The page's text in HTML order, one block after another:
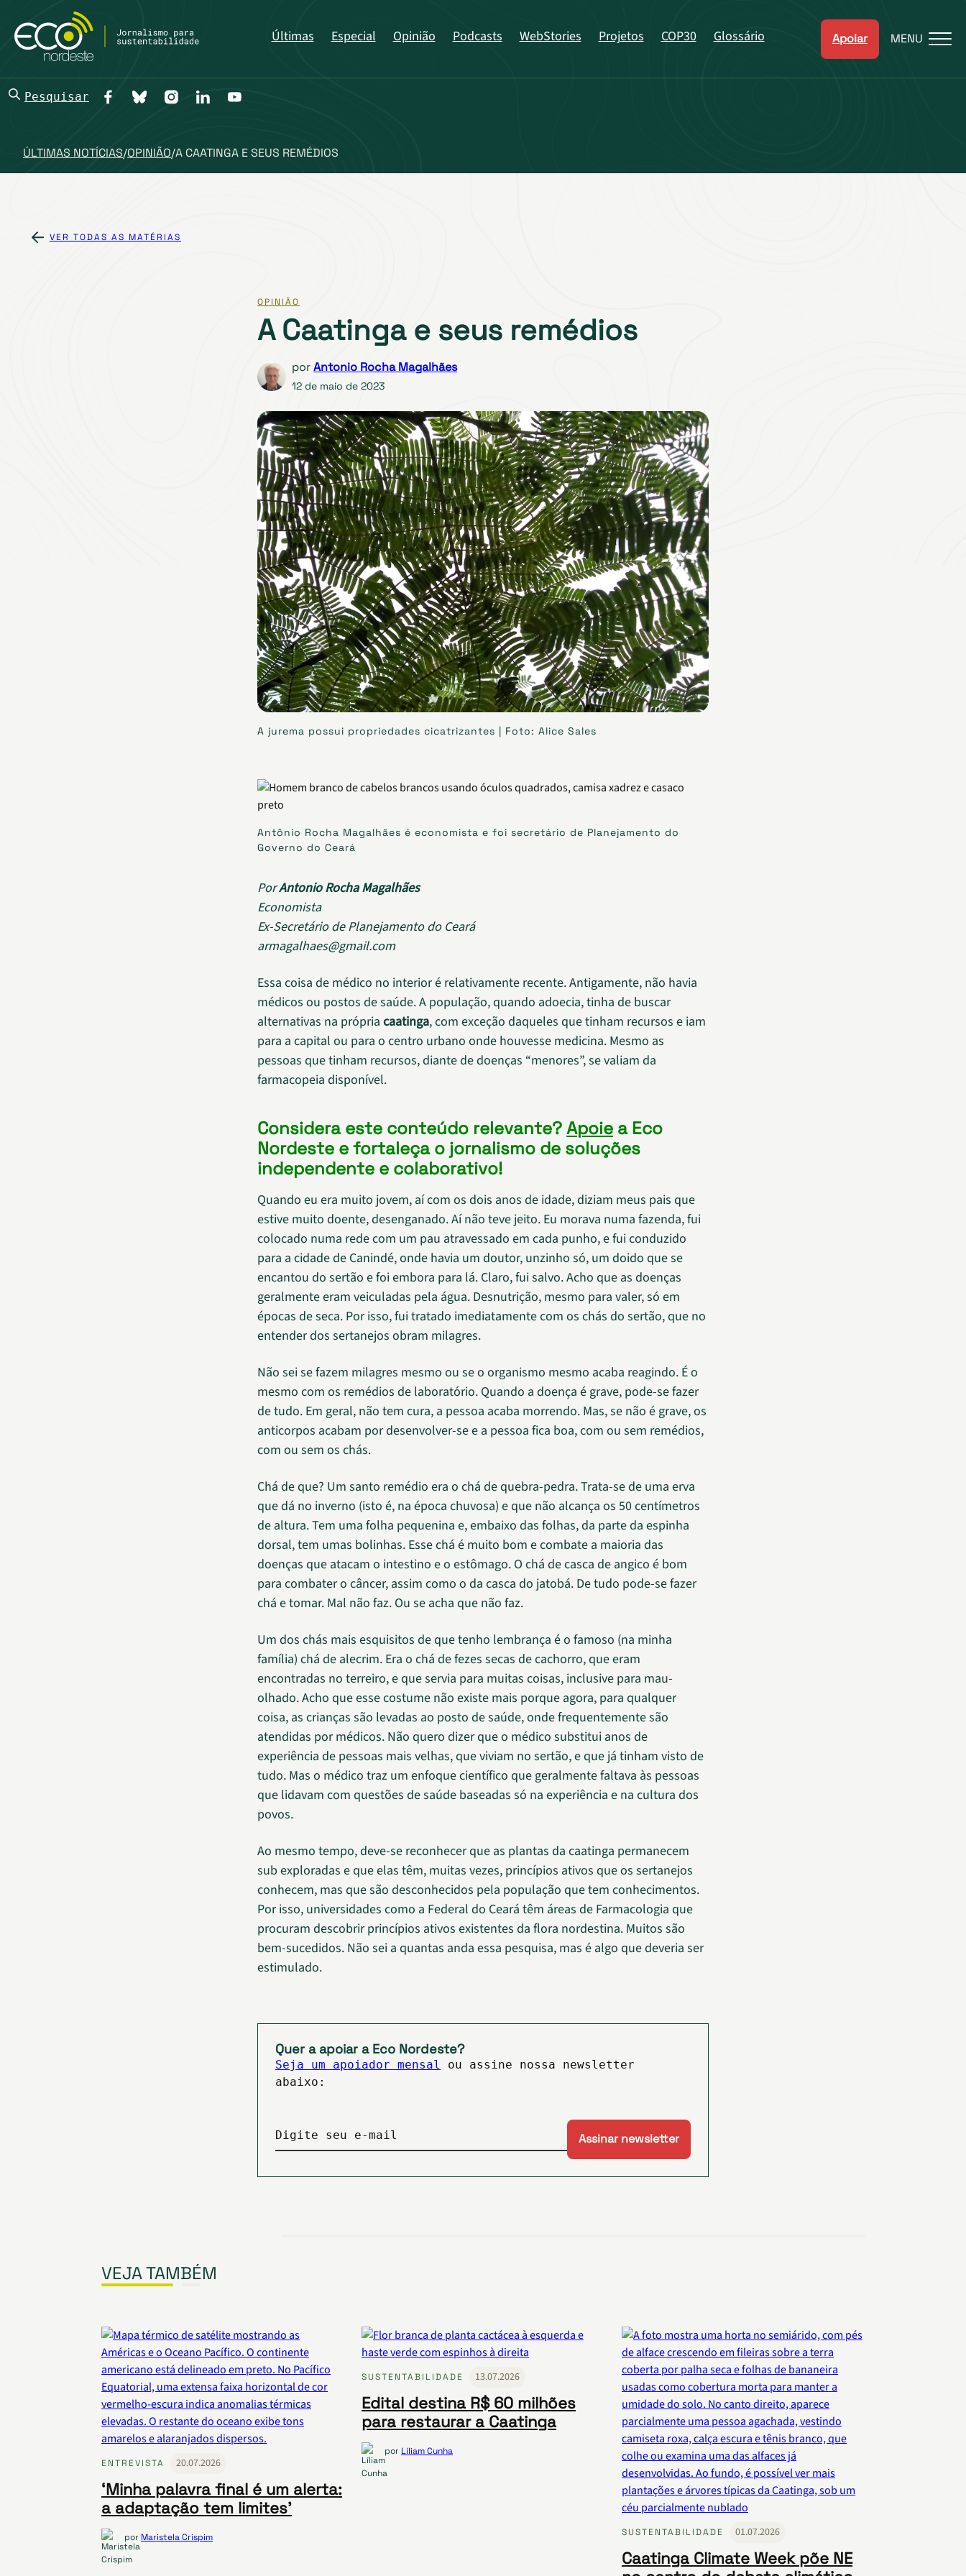
Últimas Especial Opinião Podcasts WebStories Projetos COP30 Glossário Apoiar MENU
Pesquisar
ÚLTIMAS NOTÍCIAS/OPINIÃO/A CAATINGA E SEUS REMÉDIOS
VER TODAS AS MATÉRIAS
OPINIÃO
A Caatinga e seus remédios
porAntonio Rocha Magalhães
12 de maio de 2023
A jurema possui propriedades cicatrizantes | Foto: Alice Sales
Antônio Rocha Magalhães é economista e foi secretário de Planejamento do
Governo do Ceará
PorAntonio Rocha Magalhães
Economista
Ex-Secretário de Planejamento do Ceará
armagalhaes@gmail.com
Essa coisa de médico no interior é relativamente recente. Antigamente, não havia
médicos ou postos de saúde. A população, quando adoecia, tinha de buscar
alternativas na própria caatinga, com exceção daqueles que tinham recursos e iam
para a capital ou para o centro urbano onde houvesse medicina. Mesmo as
pessoas que tinham recursos, diante de doenças “menores”, se valiam da
farmacopeia disponível.
Considera este conteúdo relevante?Apoie a Eco
Nordeste e fortaleça o jornalismo de soluções
independente e colaborativo!
Quando eu era muito jovem, aí com os dois anos de idade, diziam meus pais que
estive muito doente, desenganado. Aí não teve jeito. Eu morava numa fazenda, fui
colocado numa rede com um pau atravessado em cada punho, e fui conduzido
para a cidade de Canindé, onde havia um doutor, unzinho só, um doido que se
encantou do sertão e foi embora para lá. Claro, fui salvo. Acho que as doenças
geralmente eram veiculadas pela água. Desnutrição, mesmo para valer, só em
épocas de seca. Por isso, fui tratado imediatamente com os chás do sertão, que no
entender dos sertanejos obram milagres.
Não sei se fazem milagres mesmo ou se o organismo mesmo acaba reagindo. É o
mesmo com os remédios de laboratório. Quando a doença é grave, pode-se fazer
de tudo. Em geral, não tem cura, a pessoa acaba morrendo. Mas, se não é grave, os
anticorpos acabam por desenvolver-se e a pessoa fica boa, com ou sem remédios,
com ou sem os chás.
Chá de que? Um santo remédio era o chá de quebra-pedra. Trata-se de uma erva
que dá no inverno (isto é, na época chuvosa) e que não alcança os 50 centímetros
de altura. Tem uma folha pequenina e, embaixo das folhas, da parte da espinha
dorsal, tem umas bolinhas. Esse chá é muito bom e combate a maioria das
doenças que atacam o intestino e o estômago. O chá de casca de angico é bom
para combater o câncer, assim como o da casca do jatobá. De tudo pode-se fazer
chá e tomar. Mal não faz. Ou se acha que não faz.
Um dos chás mais esquisitos de que tenho lembrança é o famoso (na minha
família) chá de alecrim. Era o chá de fezes secas de cachorro, que eram
encontradas no terreiro, e que servia para muitas coisas, inclusive para mau-
olhado. Acho que esse costume não existe mais porque agora, para qualquer
coisa, as crianças são levadas ao posto de saúde, onde frequentemente são
atendidas por médicos. Não quero dizer que o médico substitui anos de
experiência de pessoas mais velhas, que viviam no sertão, e que já tinham visto de
tudo. Mas o médico traz um enfoque científico que geralmente faltava às pessoas
que lidavam com questões de saúde baseadas só na experiência e na cultura dos
povos.
Ao mesmo tempo, deve-se reconhecer que as plantas da caatinga permanecem
sub exploradas e que elas têm, muitas vezes, princípios ativos que os sertanejos
conhecem, mas que são desconhecidos pela população que tem conhecimentos.
Por isso, universidades como a Federal do Ceará têm áreas de Farmacologia que
procuram descobrir princípios ativos existentes da flora nordestina. Muitos são
bem-sucedidos. Não sei a quantas anda essa pesquisa, mas é algo que deveria ser
estimulado.
Quer a apoiar a Eco Nordeste?
Seja um apoiador mensal
ou assine nossa newsletter
abaixo:
Digite seu e-mail
VEJA TAMBÉM
ENTREVISTA 20.07.2026
‘Minha palavra final é um alerta:
a adaptação tem limites’
por Maristela Crispim
SUSTENTABILIDADE 13.07.2026
Edital destina R$ 60 milhões
para restaurar a Caatinga
por Líliam Cunha
SUSTENTABILIDADE 01.07.2026
Caatinga Climate Week põe NE